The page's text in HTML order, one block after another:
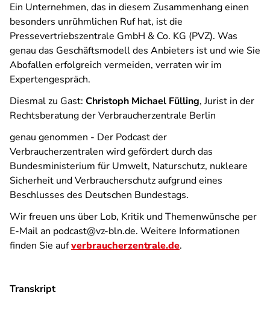
Ein Unternehmen, das in diesem Zusammenhang einen
besonders unrühmlichen Ruf hat, ist die
Pressevertriebszentrale GmbH & Co. KG (PVZ). Was
genau das Geschäftsmodell des Anbieters ist und wie Sie
Abofallen erfolgreich vermeiden, verraten wir im
Expertengespräch.
Diesmal zu Gast: Christoph Michael Fülling, Jurist in der
Rechtsberatung der Verbraucherzentrale Berlin
genau genommen - Der Podcast der
Verbraucherzentralen wird gefördert durch das
Bundesministerium für Umwelt, Naturschutz, nukleare
Sicherheit und Verbraucherschutz aufgrund eines
Beschlusses des Deutschen Bundestags.
Wir freuen uns über Lob, Kritik und Themenwünsche per
E-Mail an podcast@vz-bln.de. Weitere Informationen
finden Sie aufverbraucherzentrale.de.
Transkript